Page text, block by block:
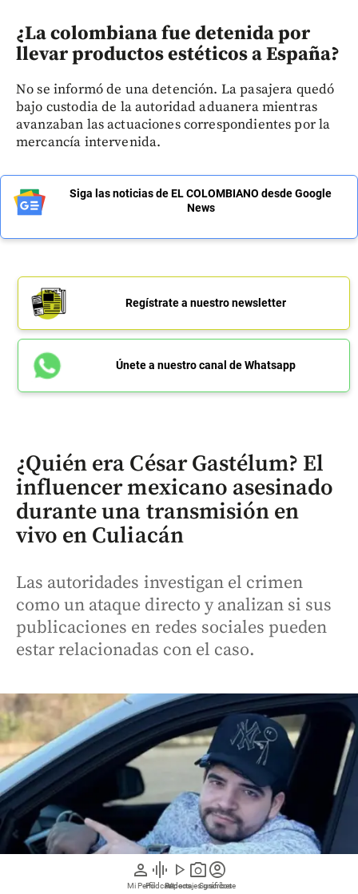
person
Mi Perfil
graphic_eq
Pódcast
play_arrow
Videos
photo_camera
Reportajes gráficos
account_circle
Suscríbete
¿La colombiana fue detenida por
llevar productos estéticos a España?
No se informó de una detención. La pasajera quedó
bajo custodia de la autoridad aduanera mientras
avanzaban las actuaciones correspondientes por la
mercancía intervenida.
Siga las noticias de EL COLOMBIANO desde Google
News
Regístrate a nuestro newsletter
Únete a nuestro canal de Whatsapp
¿Quién era César Gastélum? El
influencer mexicano asesinado
durante una transmisión en
vivo en Culiacán
Las autoridades investigan el crimen
como un ataque directo y analizan si sus
publicaciones en redes sociales pueden
estar relacionadas con el caso.